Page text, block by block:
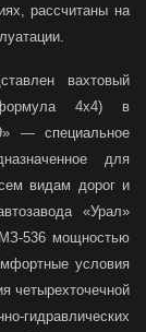
рассчитаны на
вахтовый
формула 4х4) в
— специальное
для
видам дорог и
«Урал»
536 мощностью
условия
четырехточечной
гидравлических